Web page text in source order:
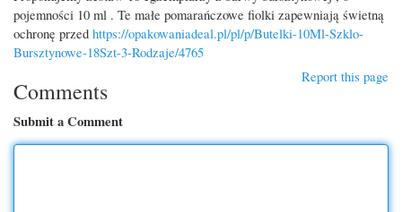
pojemności 10 ml . Te małe pomarańczowe fiolki zapewniają świetną
ochronę przed https://opakowaniadeal.pl/pl/p/Butelki-10Ml-Szklo-
Bursztynowe-18Szt-3-Rodzaje/4765
Report this page
Comments
Submit a Comment